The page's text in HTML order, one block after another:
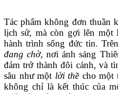
Tác phẩm không đơn thuần
lịch sử, mà còn gợi lên một
hành trình sống đức tin.
đang chờ, nơi ánh sáng
đảm trở thành đôi cánh, và
sâu như một lời thềcho một
không chỉ là kết thúc của